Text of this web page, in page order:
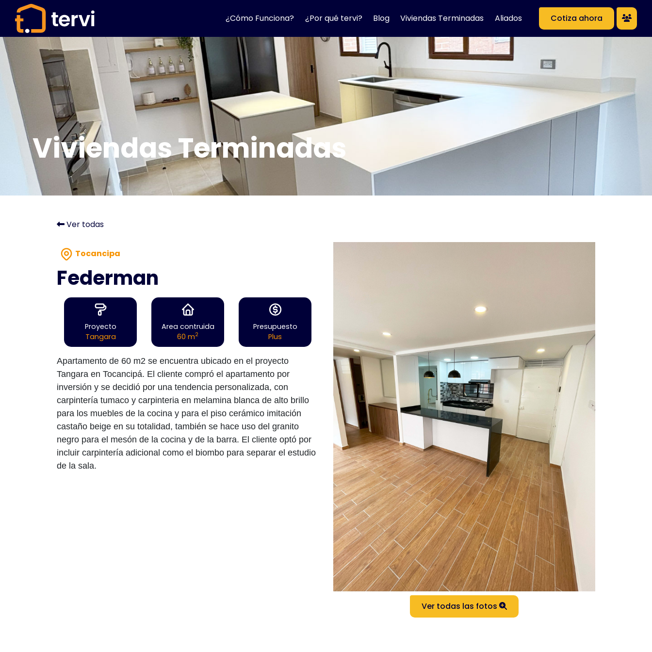
¿Cómo Funciona? ¿Por qué tervi? Blog Viviendas Terminadas Aliados Cotiza ahora
Viviendas Terminadas
Ver todas
Tocancipa
Federman
Proyecto
Tangara
Area contruida
60 m2
Presupuesto
Plus
Apartamento de 60 m2 se encuentra ubicado en el proyecto
Tangara en Tocancipá. El cliente compró el apartamento por
inversión y se decidió por una tendencia personalizada, con
carpintería tumaco y carpinteria en melamina blanca de alto brillo
para los muebles de la cocina y para el piso cerámico imitación
castaño beige en su totalidad, también se hace uso del granito
negro para el mesón de la cocina y de la barra. El cliente optó por
incluir carpintería adicional como el biombo para separar el estudio
de la sala.
Ver todas las fotos